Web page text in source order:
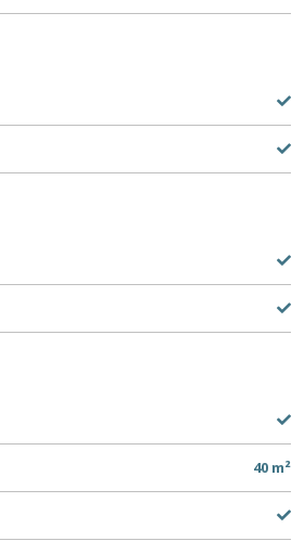
40 m²